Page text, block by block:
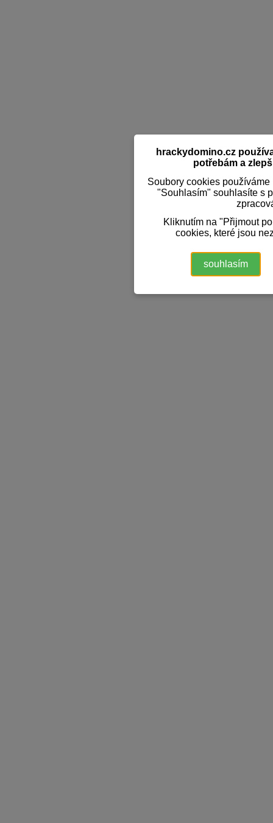
hrackydomino.cz
potřebám a
Soubory cookies
"Souhlasím" souhlasíte s
Kliknutím na "Přijmout
cookies, které jsou
souhlasím